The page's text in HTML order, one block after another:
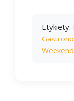
Etykiety:
Weekend